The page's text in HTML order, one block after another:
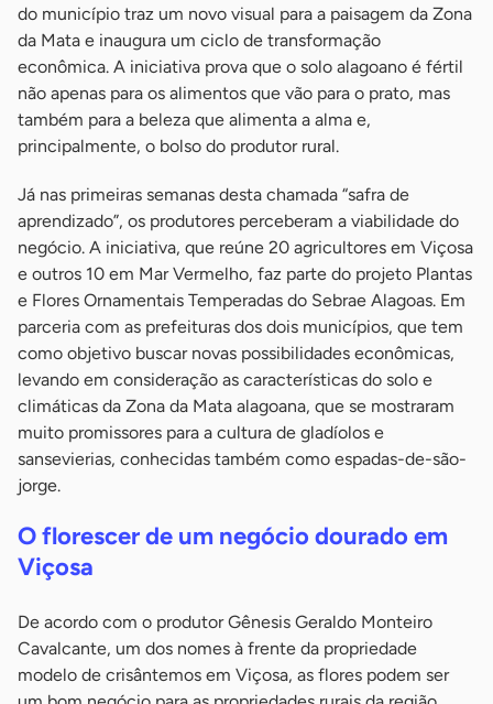
do município traz um novo visual para a paisagem da Zona
da Mata e inaugura um ciclo de transformação
econômica. A iniciativa prova que o solo alagoano é fértil
não apenas para os alimentos que vão para o prato, mas
também para a beleza que alimenta a alma e,
principalmente, o bolso do produtor rural.
Já nas primeiras semanas desta chamada “safra de
aprendizado”, os produtores perceberam a viabilidade do
negócio. A iniciativa, que reúne 20 agricultores em Viçosa
e outros 10 em Mar Vermelho, faz parte do projeto Plantas
e Flores Ornamentais Temperadas do Sebrae Alagoas. Em
parceria com as prefeituras dos dois municípios, que tem
como objetivo buscar novas possibilidades econômicas,
levando em consideração as características do solo e
climáticas da Zona da Mata alagoana, que se mostraram
muito promissores para a cultura de gladíolos e
sansevierias, conhecidas também como espadas-de-são-
jorge.
O florescer de um negócio dourado em
Viçosa
De acordo com o produtor Gênesis Geraldo Monteiro
Cavalcante, um dos nomes à frente da propriedade
modelo de crisântemos em Viçosa, as flores podem ser